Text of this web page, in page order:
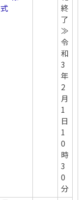
式
終
了
≫
令
和
3
年
2
月
1
日
1
0
時
3
0
分